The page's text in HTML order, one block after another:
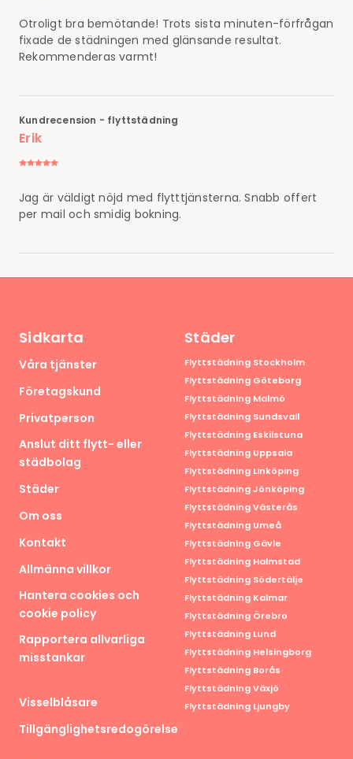
Otroligt bra bemötande! Trots sista minuten-förfrågan
fixade de städningen med glänsande resultat.
Rekommenderas varmt!
Kundrecension - flyttstädning
Erik
Jag är väldigt nöjd med flytttjänsterna. Snabb offert
per mail och smidig bokning.
Sidkarta
Våra tjänster
Företagskund
Privatperson
Anslut ditt flytt- eller
städbolag
Städer
Om oss
Kontakt
Allmänna villkor
Hantera cookies och
cookie policy
Rapportera allvarliga
misstankar
Visselblåsare
Tillgänglighetsredogörelse
Städer
Flyttstädning Stockholm
Flyttstädning Göteborg
Flyttstädning Malmö
Flyttstädning Sundsvall
Flyttstädning Eskilstuna
Flyttstädning Uppsala
Flyttstädning Linköping
Flyttstädning Jönköping
Flyttstädning Västerås
Flyttstädning Umeå
Flyttstädning Gävle
Flyttstädning Halmstad
Flyttstädning Södertälje
Flyttstädning Kalmar
Flyttstädning Örebro
Flyttstädning Lund
Flyttstädning Helsingborg
Flyttstädning Borås
Flyttstädning Växjö
Flyttstädning Ljungby